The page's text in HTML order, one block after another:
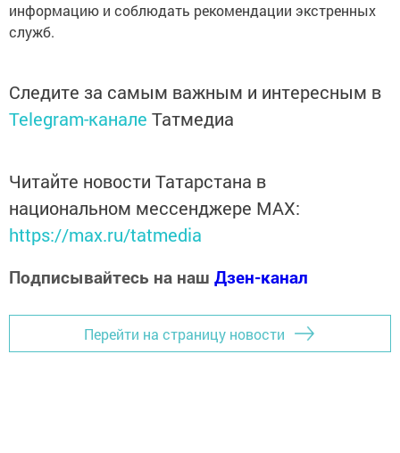
информацию и соблюдать рекомендации экстренных
служб.
Следите за самым важным и интересным в
Telegram-канале Татмедиа
Читайте новости Татарстана в
национальном мессенджере MАХ:
https://max.ru/tatmedia
Подписывайтесь на наш Дзен-канал
Перейти на страницу новости